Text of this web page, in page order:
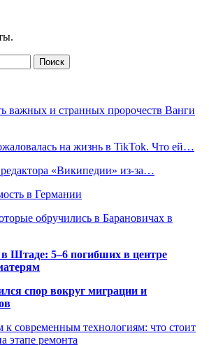
важных и странных пророчеств Ванги
на жизнь в TikTok. Что ей…
«Википедии» из-за…
в Германии
обручились в Барановичах в
Штаде: 5–6 погибших в центре
спор вокруг миграции и
к современным технологиям: что стоит
этапе ремонта